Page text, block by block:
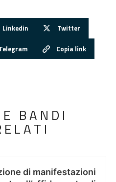
Linkedin Twitter
Copia link
BANDI
di manifestazioni